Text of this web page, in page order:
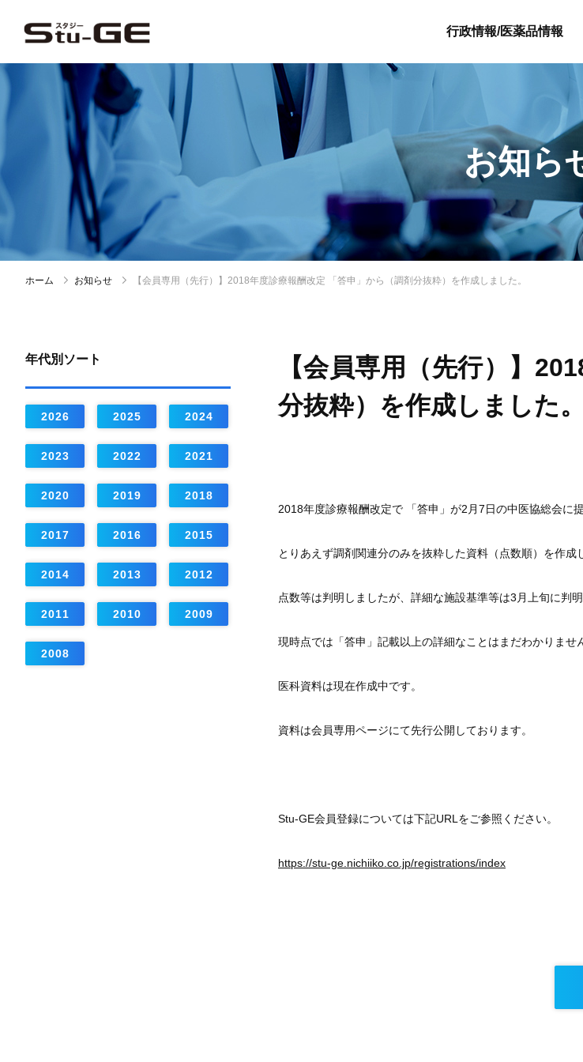
行政情報/医薬品情報
お知ら
ホーム お知らせ 【会員専用（先行）】2018年度診療報酬改定 「答申」から（調剤分抜粋）を作成しました。
【会員専用（先行）】
分抜粋）を作成しました。
2018年度診療報酬改定で 「答申」が2月7日の中医協総会に
とりあえず調剤関連分のみを抜粋した資料（点数順）を作成
点数等は判明しましたが、詳細な施設基準等は3月上旬に判明
現時点では「答申」記載以上の詳細なことはまだわかりませ
医科資料は現在作成中です。
資料は会員専用ページにて先行公開しております。
Stu-GE会員登録については下記URLをご参照ください。
https://stu-ge.nichiiko.co.jp/registrations/index
年代別ソート
2026 2025 2024
2023 2022 2021
2020 2019 2018
2017 2016 2015
2014 2013 2012
2011 2010 2009
2008